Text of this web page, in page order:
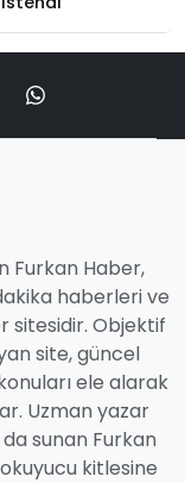
Furkan Haber,
haberleri ve
sitesidir. Objektif
site, güncel
ele alarak
Uzman yazar
sunan Furkan
kitlesine